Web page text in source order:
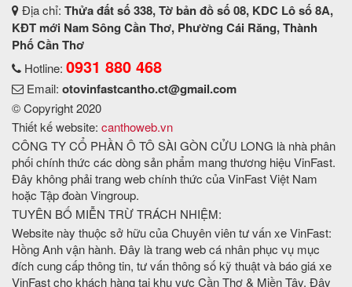
Địa chỉ: Thửa đất số 338, Tờ bản đồ số 08, KDC Lô số 8A,
KĐT mới Nam Sông Cần Thơ, Phường Cái Răng, Thành
Phố Cần Thơ
Hotline: 0931 880 468
Email: otovinfastcantho.ct@gmail.com
© Copyright 2020
Thiết kế website: canthoweb.vn
CÔNG TY CỔ PHẦN Ô TÔ SÀI GÒN CỬU LONG là nhà phân
phối chính thức các dòng sản phẩm mang thương hiệu VinFast.
Đây không phải trang web chính thức của VinFast Việt Nam
hoặc Tập đoàn Vingroup.
TUYÊN BỐ MIỄN TRỪ TRÁCH NHIỆM:
Website này thuộc sở hữu của Chuyên viên tư vấn xe VinFast:
Hồng Anh vận hành. Đây là trang web cá nhân phục vụ mục
đích cung cấp thông tin, tư vấn thông số kỹ thuật và báo giá xe
VinFast cho khách hàng tại khu vực Cần Thơ & Miền Tây. Đây